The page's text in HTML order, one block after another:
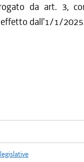
da art. 3,
dall'1/1/